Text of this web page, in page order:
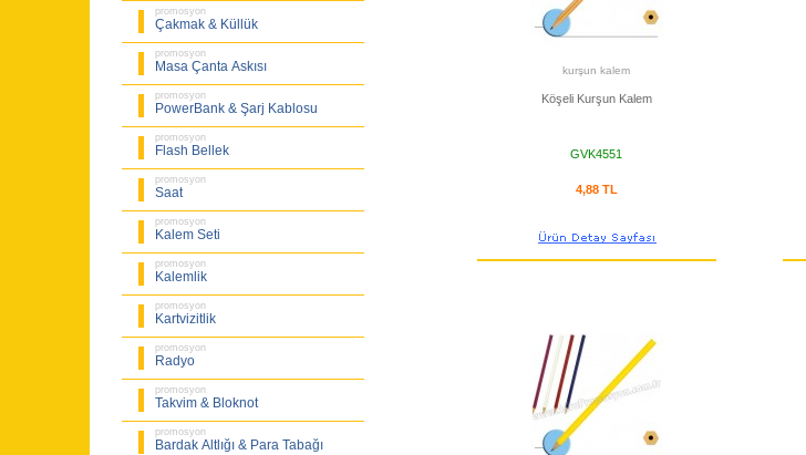
promosyon
Çakmak & Küllük
promosyon
Masa Çanta Askısı
promosyon
PowerBank & Şarj Kablosu
promosyon
Flash Bellek
promosyon
Saat
promosyon
Kalem Seti
promosyon
Kalemlik
promosyon
Kartvizitlik
promosyon
Radyo
promosyon
Takvim & Bloknot
promosyon
Bardak Altlığı & Para Tabağı
kurşun kalem
Köşeli Kurşun Kalem
GVK4551
4,88 TL